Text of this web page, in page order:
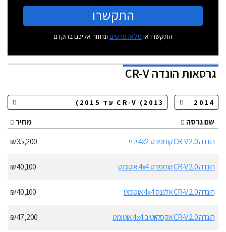
התקשרו
התקשרו או מלאו פרטים ונחזור אליכם בהקדם
גרסאותהונדה CR-V
שם גרסה
מחיר
הונדה CR-V 2.0 קומפורט 4x2 ידני
35,200 ₪
הונדה CR-V 2.0 קומפורט 4x4 אוטומט 40,100 ₪
הונדה CR-V 2.0 אלגנס 4x4 אוטומט 40,100 ₪
הונדה CR-V 2.0 אקסקיוטיב 4x4 אוטומט
47,200 ₪